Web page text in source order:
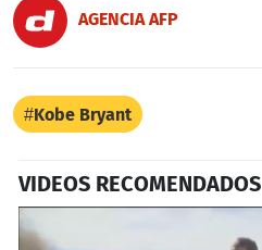
AGENCIA AFP
Kobe Bryant
VIDEOS RECOMENDADOS